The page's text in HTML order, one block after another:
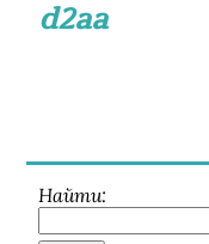
d2aa
Найти: